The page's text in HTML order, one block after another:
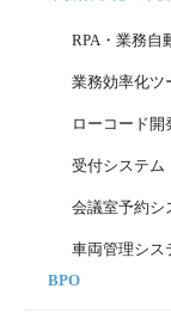
RPA・業務自
業務効率化ツ
ローコード
受付システム
会議室予約シ
車両管理シス
BPO